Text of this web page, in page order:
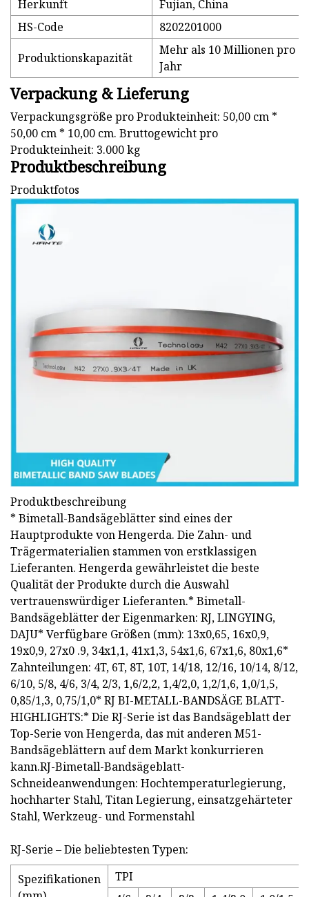
Herkunft
Fujian, China
HS-Code
8202201000
Produktionskapazität
Mehr als 10 Millionen pro
Jahr
Verpackung & Lieferung
Verpackungsgröße pro Produkteinheit: 50,00 cm *
50,00 cm * 10,00 cm. Bruttogewicht pro
Produkteinheit: 3.000 kg
Produktbeschreibung
Produktfotos
Produktbeschreibung
* Bimetall-Bandsägeblätter sind eines der
Hauptprodukte von Hengerda. Die Zahn- und
Trägermaterialien stammen von erstklassigen
Lieferanten. Hengerda gewährleistet die beste
Qualität der Produkte durch die Auswahl
vertrauenswürdiger Lieferanten.* Bimetall-
Bandsägeblätter der Eigenmarken: RJ, LINGYING,
DAJU* Verfügbare Größen (mm): 13x0,65, 16x0,9,
19x0,9, 27x0 .9, 34x1,1, 41x1,3, 54x1,6, 67x1,6, 80x1,6*
Zahnteilungen: 4T, 6T, 8T, 10T, 14/18, 12/16, 10/14, 8/12,
6/10, 5/8, 4/6, 3/4, 2/3, 1,6/2,2, 1,4/2,0, 1,2/1,6, 1,0/1,5,
0,85/1,3, 0,75/1,0* RJ BI-METALL-BANDSÄGE BLATT-
HIGHLIGHTS:* Die RJ-Serie ist das Bandsägeblatt der
Top-Serie von Hengerda, das mit anderen M51-
Bandsägeblättern auf dem Markt konkurrieren
kann.RJ-Bimetall-Bandsägeblatt-
Schneideanwendungen: Hochtemperaturlegierung,
hochharter Stahl, Titan Legierung, einsatzgehärteter
Stahl, Werkzeug- und Formenstahl
RJ-Serie – Die beliebtesten Typen:
Spezifikationen
TPI